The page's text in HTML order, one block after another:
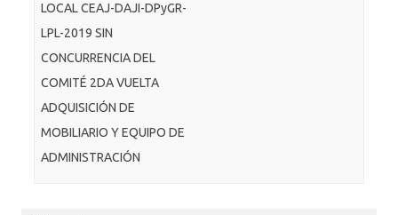
LOCAL CEAJ-DAJI-DPyGR-
LPL-2019 SIN
CONCURRENCIA DEL
COMITÉ 2DA VUELTA
ADQUISICIÓN DE
MOBILIARIO Y EQUIPO DE
ADMINISTRACIÓN